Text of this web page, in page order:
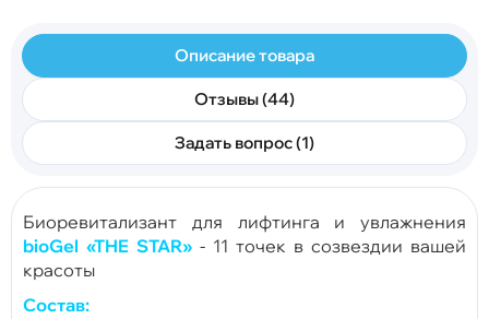
Описание товара
Отзывы (44)
Задать вопрос (1)
Биоревитализант для лифтинга и увлажнения
bioGel «THE STAR» - 11 точек в созвездии вашей
красоты
Состав: